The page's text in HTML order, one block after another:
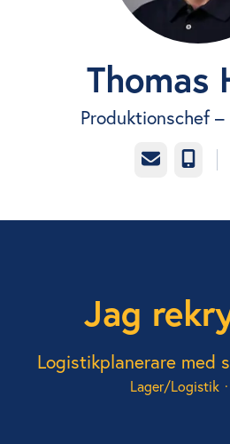
Thomas
Produktionschef
E-post Telefon
Jag
Logistikplanerare med
Lager/Logistik ·